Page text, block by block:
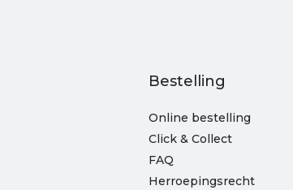
Bestelling
Online bestelling
Click & Collect
FAQ
Herroepingsrecht